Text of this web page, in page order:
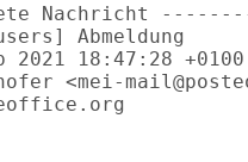
Nachricht
Abmeldung
2021 18:47:28 +0100
<mei-